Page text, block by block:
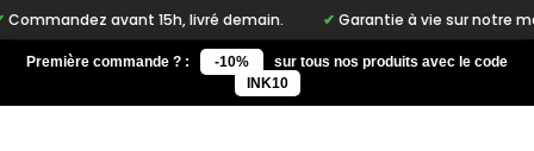
avant 15h, livré demain. Garantie à vie sur notre marque Inkyz
Première commande ? : -10%
sur tous nos produits avec le code
INK10